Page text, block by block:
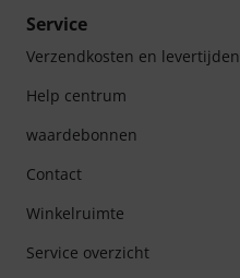
Service
Verzendkosten en levertijden
Help centrum
waardebonnen
Contact
Winkelruimte
Service overzicht